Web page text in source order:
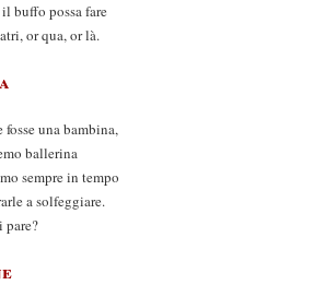
buffo possa fare
or qua, or là.
fosse una bambina,
ballerina
sempre in tempo
a solfeggiare.
pare?